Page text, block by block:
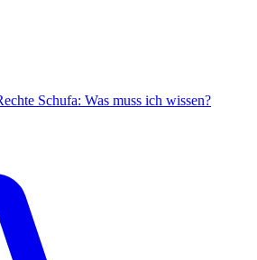
Schufa: Was muss ich wissen?